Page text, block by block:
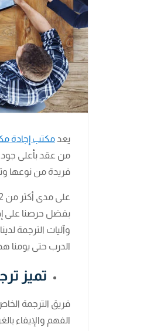
يعد مكتب إجادة
من عقد بأعلى
فريدة من نوعها
بفضل حرصنا على
وآليات الترجمة
الدرب حتى يومنا
تميز
فريق الترجمة
الفهم والإيفاء